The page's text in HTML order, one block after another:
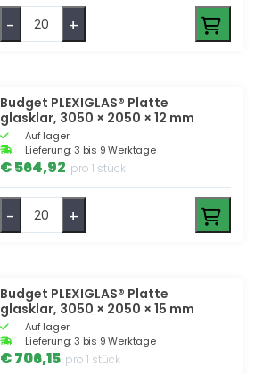
- +
Budget PLEXIGLAS® Platte
glasklar, 3050 × 2050 × 12 mm
Auf lager
Lieferung: 3 bis 9 Werktage
€ 564,92 pro 1 stück
- +
Budget PLEXIGLAS® Platte
glasklar, 3050 × 2050 × 15 mm
Auf lager
Lieferung: 3 bis 9 Werktage
€ 706,15 pro 1 stück